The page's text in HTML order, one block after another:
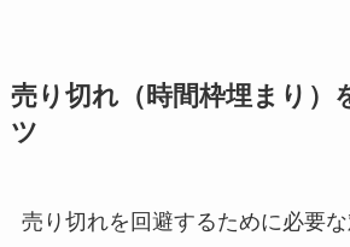
売り切れ（時間枠埋まり）
ツ
売り切れを回避するために必要